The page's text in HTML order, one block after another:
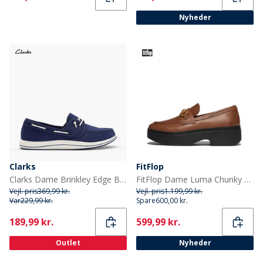
Nyheder
Clarks
Clarks Dame Brinkley Edge Bådsko Navy Canvas
Vejl. pris369,99 kr.
Var229,99 kr.
Current
189,99 kr.
Outlet
FitFlop
FitFlop Dame Luma Chunky Snaffle Læder Demi Wedge Loafers Dyb Tan
Vejl. pris1.199,99 kr.
Spare600,00 kr.
Current
599,99 kr.
Nyheder